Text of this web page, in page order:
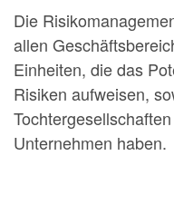
Die
allen
Einheiten, die das
Risiken aufweisen,
Unternehmen haben.